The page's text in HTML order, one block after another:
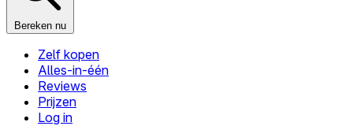
Bereken nu
Zelf kopen
Alles-in-één
Reviews
Prijzen
Log in